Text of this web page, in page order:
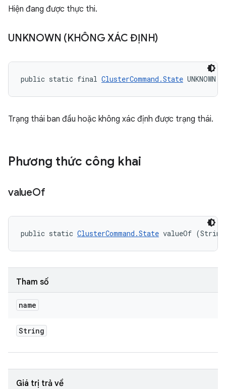
Hiện đang được thực thi.
UNKNOWN (KHÔNG XÁC ĐỊNH)
public static final ClusterCommand.State UNKNOWN
Trạng thái ban đầu hoặc không xác định được trạng thái.
Phương thức công khai
valueOf
public static ClusterCommand.State valueOf (String
Tham số
name
String
Giá trị trả về